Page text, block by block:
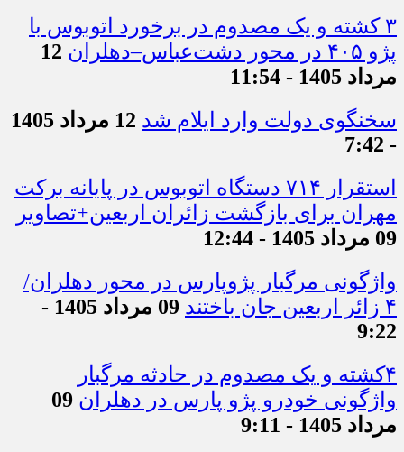
۳ کشته و یک مصدوم در برخورد اتوبوس با
پژو ۴۰۵ در محور دشت‌عباس–دهلران
12
مرداد 1405 - 11:54
سخنگوی دولت وارد ایلام شد
12 مرداد 1405
- 7:42
استقرار ۷۱۴ دستگاه اتوبوس در پایانه برکت
مهران برای بازگشت زائران اربعین+تصاویر
09 مرداد 1405 - 12:44
واژگونی مرگبار پژوپارس در محور دهلران/
۴ زائر اربعین جان باختند
09 مرداد 1405 -
9:22
۴کشته و یک مصدوم در حادثه مرگبار
واژگونی خودرو پژو پارس در دهلران 09
مرداد 1405 - 9:11